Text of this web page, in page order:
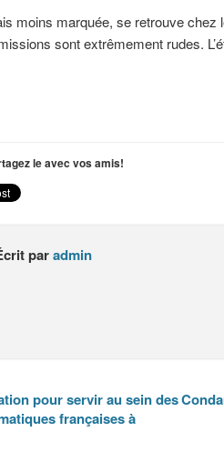
moins marquée, se retrouve
sont extrêmement rudes.
le avec vos amis!
paradmin
pour servir au sein des
françaises à